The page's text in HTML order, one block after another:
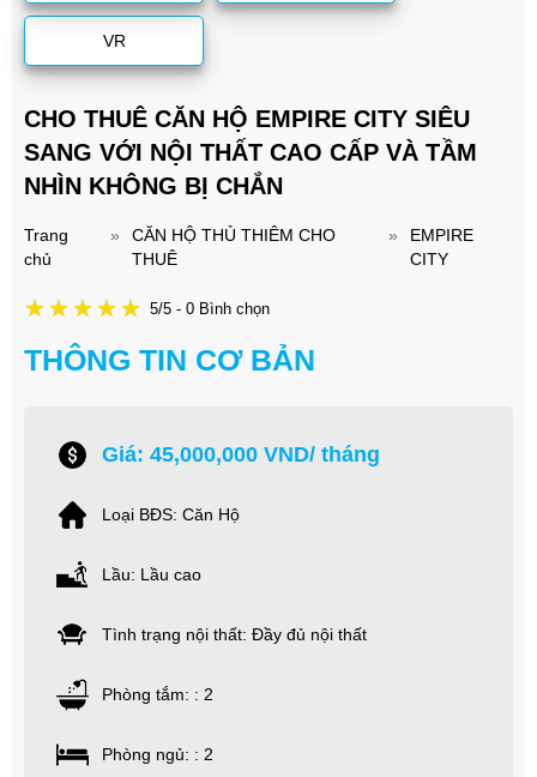
VR
CHO THUÊ CĂN HỘ EMPIRE CITY SIÊU
SANG VỚI NỘI THẤT CAO CẤP VÀ TẦM
NHÌN KHÔNG BỊ CHẮN
Trang
chủ
»
CĂN HỘ THỦ THIÊM CHO
THUÊ
»
EMPIRE
CITY
5/5 - 0 Bình chọn
THÔNG TIN CƠ BẢN
Giá: 45,000,000 VND/ tháng
Loại BĐS: Căn Hộ
Lầu: Lầu cao
Tình trạng nội thất: Đầy đủ nội thất
Phòng tắm: : 2
Phòng ngủ: : 2